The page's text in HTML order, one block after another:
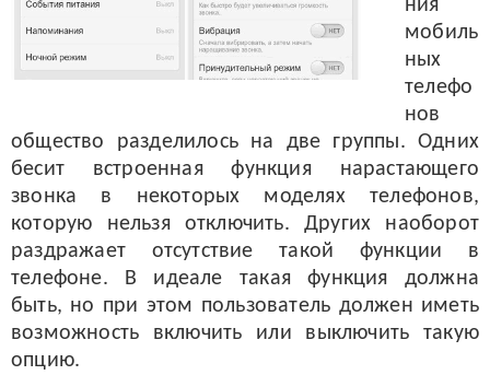
ния
мобиль
ных
телефо
нов
общество разделилось на две группы. Одних
бесит встроенная функция нарастающего
звонка в некоторых моделях телефонов,
которую нельзя отключить. Других наоборот
раздражает отсутствие такой функции в
телефоне. В идеале такая функция должна
быть, но при этом пользователь должен иметь
возможность включить или выключить такую
опцию.